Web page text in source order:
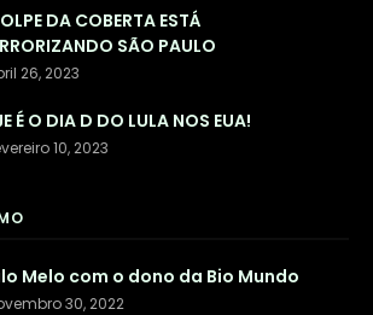
DA COBERTA ESTÁ
SÃO PAULO
26, 2023
É O DIA D DO LULA NOS EUA!
10, 2023
Melo com o dono da Bio Mundo
30, 2022